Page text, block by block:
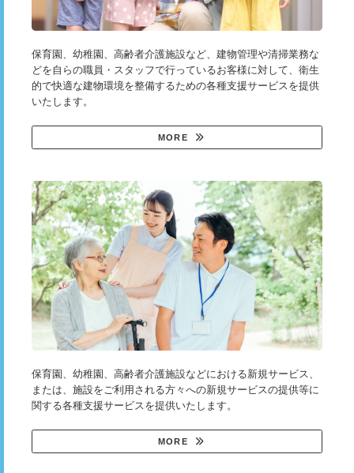
保育園、幼稚園、高齢者介護施設など、建物管理や清掃業務な
どを自らの職員・スタッフで行っているお客様に対して、衛生
的で快適な建物環境を整備するための各種支援サービスを提供
いたします。
MORE
保育園、幼稚園、高齢者介護施設などにおける新規サービス、
または、施設をご利用される方々への新規サービスの提供等に
関する各種支援サービスを提供いたします。
MORE